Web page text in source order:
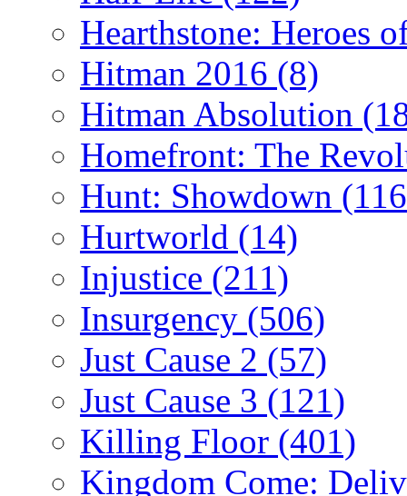
Hearthstone: Heroes
Hitman 2016 (8)
Hitman Absolution
Homefront: The
Hunt: Showdown
Hurtworld (14)
Injustice (211)
Insurgency (506)
Just Cause 2 (57)
Just Cause 3 (121)
Killing Floor (401)
Kingdom Come: